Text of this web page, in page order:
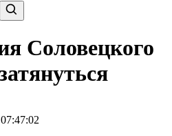
Соловецкого